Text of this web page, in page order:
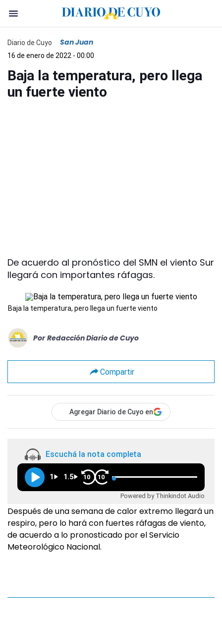
Diario de Cuyo San Juan
16 de enero de 2022 - 00:00
Baja la temperatura, pero llega
un fuerte viento
De acuerdo al pronóstico del SMN el viento Sur
llegará con importantes ráfagas.
Baja la temperatura, pero llega un fuerte viento
Por Redacción Diario de Cuyo
Compartir
Agregar Diario de Cuyo en
Escuchá la nota completa
1 1.5 10 10
Powered by Thinkindot Audio
Después de una semana de calor extremo llegará un
respiro, pero lo hará con fuertes ráfagas de viento,
de acuerdo a lo pronosticado por el Servicio
Meteorológico Nacional.